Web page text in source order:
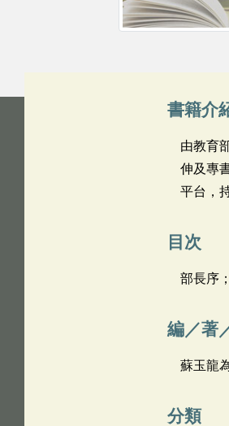
書籍介
由教育
伸及專
平台，
目次
部長序
編／著
蘇玉龍
分類